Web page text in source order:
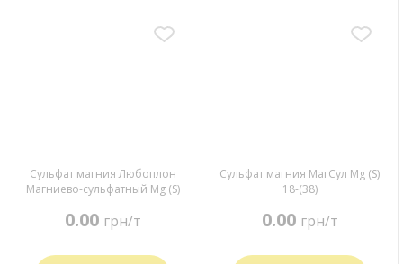
Сульфат магния Любоплон
Магниево-сульфатный Mg (S)
0.00 грн/т
Сульфат магния МагСул Mg (S)
18-(38)
0.00 грн/т